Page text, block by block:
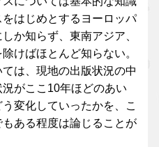
はじめとするヨーロッパ
か知らず、東南アジア、
けばほとんど知らない。
は、現地の出版状況の中
がここ10年ほどのあい
変化していったかを、こ
ある程度は論じることが